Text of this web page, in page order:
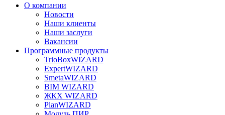
О компании
Новости
Наши клиенты
Наши заслуги
Вакансии
Программные продукты
TrioBoxWIZARD
ExpertWIZARD
SmetaWIZARD
BIM WIZARD
ЖКХ WIZARD
PlanWIZARD